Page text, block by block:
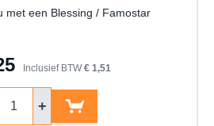
met een Blessing / Famostar
Inclusief BTW € 1,51
+